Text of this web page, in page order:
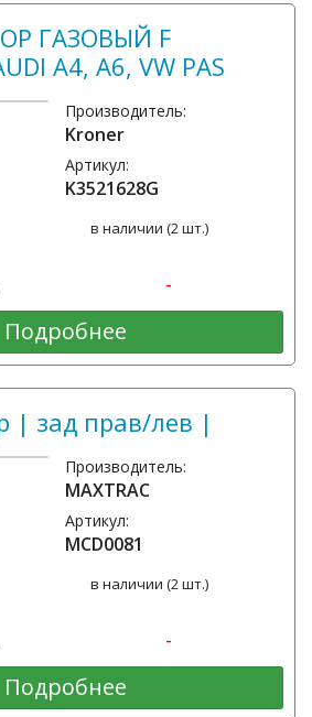
ГАЗОВЫЙ F
A4, A6, VW PAS
Производитель:
Kroner
Артикул:
K3521628G
в наличии (2 шт.)
-
Подробнее
| зад прав/лев |
Производитель:
MAXTRAC
Артикул:
MCD0081
в наличии (2 шт.)
-
Подробнее